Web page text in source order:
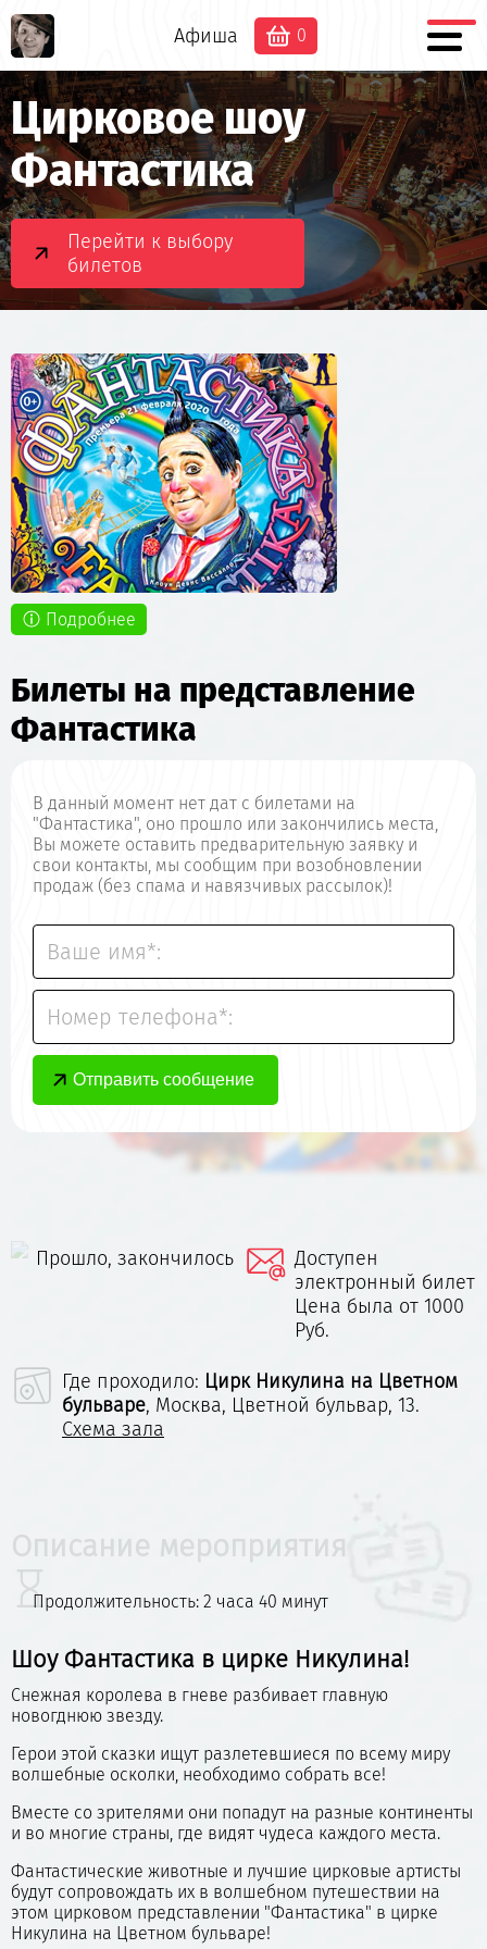
Афиша 0
Цирковое шоу
Фантастика
Перейти к выбору
билетов
Прошло, закончилось
Доступен
электронный билет
Цена была от 1000
Руб.
Где проходило: Цирк Никулина на Цветном
бульваре, Москва, Цветной бульвар, 13.
Схема зала
Подробнее
Билеты на представление
Фантастика
В данный момент нет дат с билетами на
"Фантастика", оно прошло или закончились места,
Вы можете оставить предварительную заявку и
свои контакты, мы сообщим при возобновлении
продаж (без спама и навязчивых рассылок)!
Ваше имя*:
Номер телефона*:
Описание мероприятия
Шоу Фантастика в цирке Никулина!
Снежная королева в гневе разбивает главную
новогднюю звезду.
Герои этой сказки ищут разлетевшиеся по всему миру
волшебные осколки, необходимо собрать все!
Вместе со зрителями они попадут на разные континенты
и во многие страны, где видят чудеса каждого места.
Фантастические животные и лучшие цирковые артисты
будут сопровождать их в волшебном путешествии на
этом цирковом представлении "Фантастика" в цирке
Никулина на Цветном бульваре!
Продолжительность: 2 часа 40 минут